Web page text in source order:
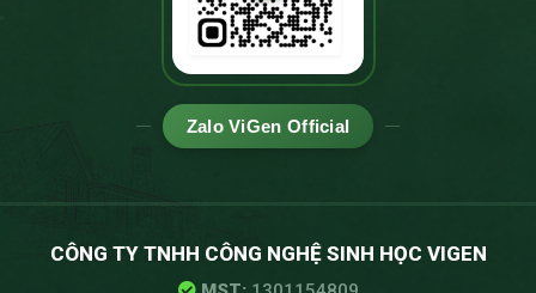
Zalo ViGen Official
CÔNG TY TNHH CÔNG NGHỆ SINH HỌC VIGEN